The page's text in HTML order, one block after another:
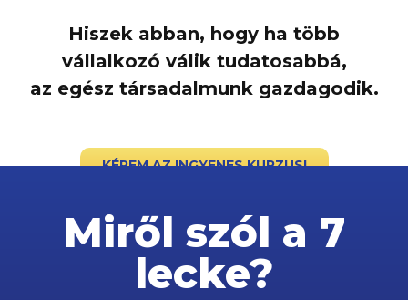
Hiszek abban, hogy ha több
vállalkozó válik tudatosabbá,
az egész társadalmunk gazdagodik.
KÉREM AZ INGYENES KURZUS!
Miről szól a 7
lecke?